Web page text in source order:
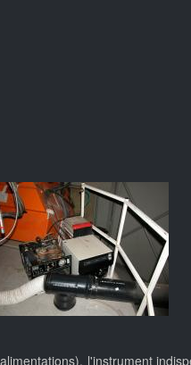
l'instrument